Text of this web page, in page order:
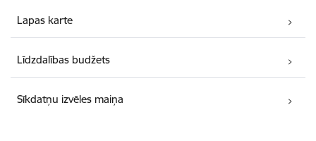
Lapas karte
Līdzdalības budžets
Sīkdatņu izvēles maiņa